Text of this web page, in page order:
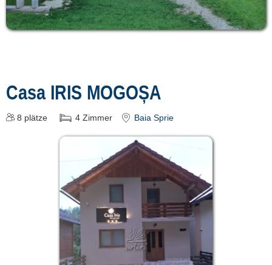
Casa IRIS MOGOȘA
8 plätze 4 Zimmer Baia Sprie